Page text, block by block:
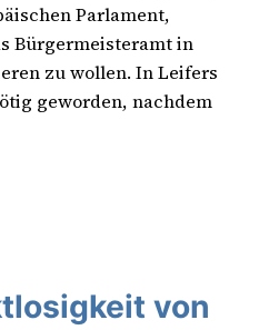
Parlament,
Bürgermeisteramt in
zu wollen. In Leifers
geworden, nachdem
von